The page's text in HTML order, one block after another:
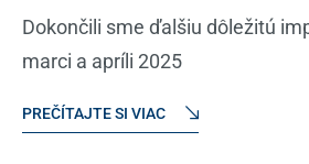
Dokončili sme ďalšiu dôležitú
marci a apríli 2025
PREČÍTAJTE SI VIAC